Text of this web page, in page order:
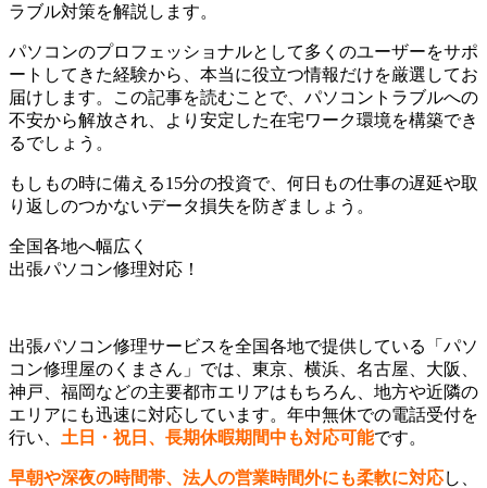
ラブル対策を解説します。
パソコンのプロフェッショナルとして多くのユーザーをサポ
ートしてきた経験から、本当に役立つ情報だけを厳選してお
届けします。この記事を読むことで、パソコントラブルへの
不安から解放され、より安定した在宅ワーク環境を構築でき
るでしょう。
もしもの時に備える15分の投資で、何日もの仕事の遅延や取
り返しのつかないデータ損失を防ぎましょう。
全国各地へ幅広く
出張パソコン修理対応！
出張パソコン修理サービスを全国各地で提供している「パソ
コン修理屋のくまさん」では、東京、横浜、名古屋、大阪、
神戸、福岡などの主要都市エリアはもちろん、地方や近隣の
エリアにも迅速に対応しています。年中無休での電話受付を
行い、 土日・祝日、長期休暇期間中も対応可能です。
早朝や深夜の時間帯、法人の営業時間外にも柔軟に対応し、